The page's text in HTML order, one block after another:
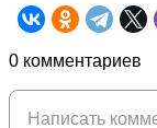
0 комментариев